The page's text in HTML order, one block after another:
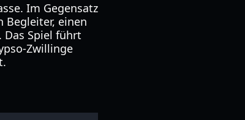
Im Gegensatz
Begleiter, einen
Das Spiel führt
Zwillinge